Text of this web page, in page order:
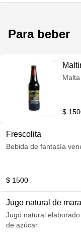
Para beber
$
Frescolita
Bebida de fantasía
$ 1500
Jugo natural de
Jugó natural
de azúcar